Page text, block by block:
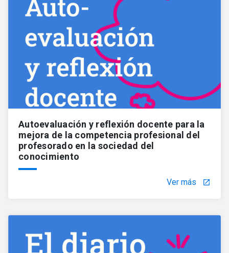
Autoevaluación y reflexión docente para la
mejora de la competencia profesional del
profesorado en la sociedad del
conocimiento
Ver más launch